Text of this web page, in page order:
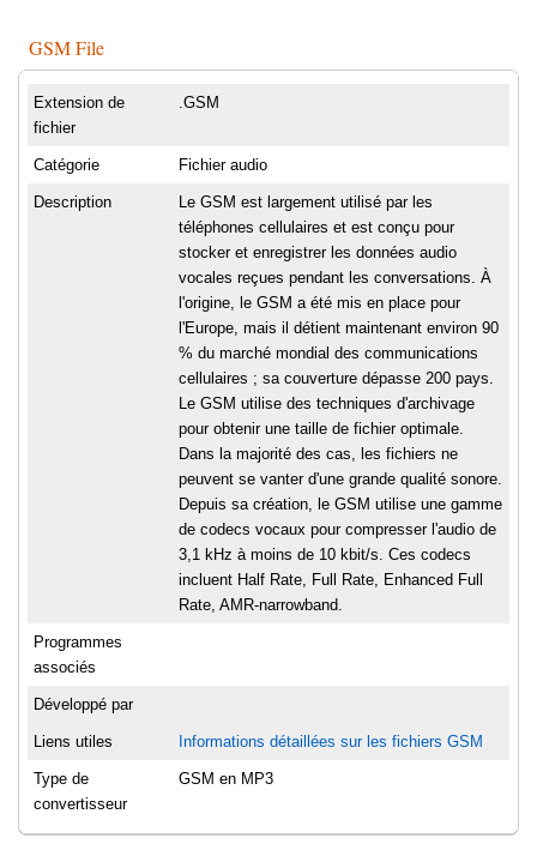
GSM File
Extension de
fichier
.GSM
Catégorie Fichier audio
Description
Le GSM est largement utilisé par les
téléphones cellulaires et est conçu pour
stocker et enregistrer les données audio
vocales reçues pendant les conversations. À
l'origine, le GSM a été mis en place pour
l'Europe, mais il détient maintenant environ 90
% du marché mondial des communications
cellulaires ; sa couverture dépasse 200 pays.
Le GSM utilise des techniques d'archivage
pour obtenir une taille de fichier optimale.
Dans la majorité des cas, les fichiers ne
peuvent se vanter d'une grande qualité sonore.
Depuis sa création, le GSM utilise une gamme
de codecs vocaux pour compresser l'audio de
3,1 kHz à moins de 10 kbit/s. Ces codecs
incluent Half Rate, Full Rate, Enhanced Full
Rate, AMR-narrowband.
Programmes
associés
Développé par
Liens utiles Informations détaillées sur les fichiers GSM
Type de
convertisseur
GSM en MP3